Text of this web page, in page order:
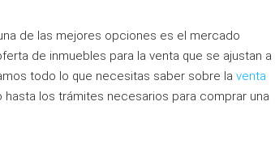
de las mejores opciones es el mercado
de inmuebles para la venta que se ajustan a
todo lo que necesitas saber sobre la venta
los trámites necesarios para comprar una